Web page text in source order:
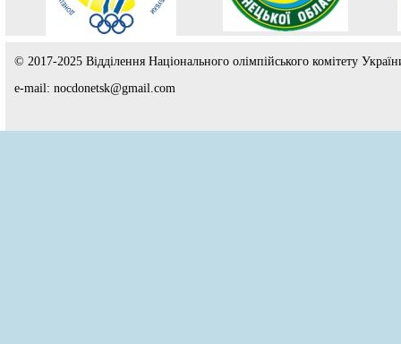
© 2017-2025 Відділення Національного олімпійського комітету
e-mail: nocdonetsk@gmail.com